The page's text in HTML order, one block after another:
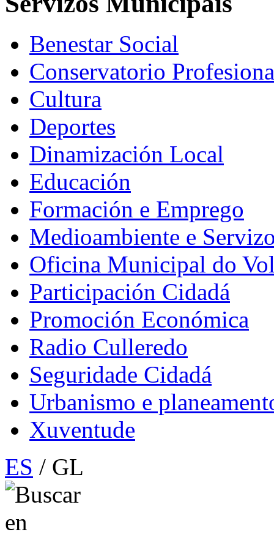
Benestar Social
Conservatorio
Cultura
Deportes
Dinamización Local
Educación
Formación e Emprego
Medioambiente e
Oficina Municipal do
Participación Cidadá
Promoción Económica
Radio Culleredo
Seguridade Cidadá
Urbanismo e
Xuventude
ES / GL